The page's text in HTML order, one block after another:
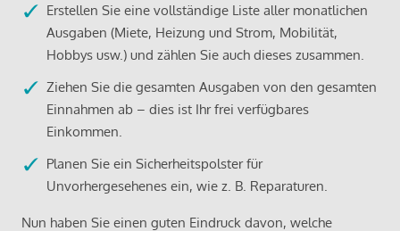
Erstellen Sie eine vollständige Liste aller monatlichen
Ausgaben (Miete, Heizung und Strom, Mobilität,
Hobbys usw.) und zählen Sie auch dieses zusammen.
Ziehen Sie die gesamten Ausgaben von den gesamten
Einnahmen ab – dies ist Ihr frei verfügbares
Einkommen.
Planen Sie ein Sicherheitspolster für
Unvorhergesehenes ein, wie z. B. Reparaturen.
Nun haben Sie einen guten Eindruck davon, welche